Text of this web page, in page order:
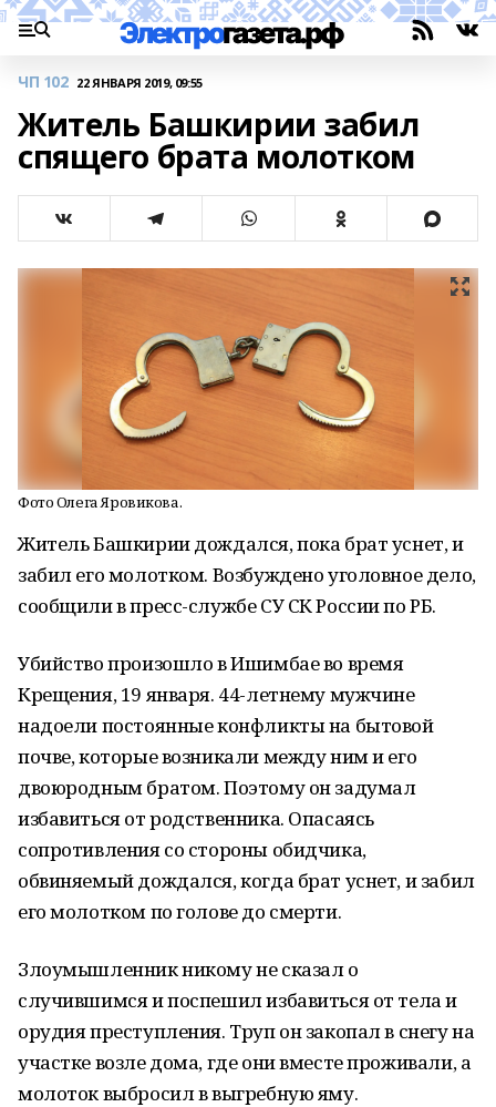
ЧП 102 22 ЯНВАРЯ 2019, 09:55
Житель Башкирии забил
спящего брата молотком
Фото Олега Яровикова.
Житель Башкирии дождался, пока брат уснет, и
забил его молотком. Возбуждено уголовное дело,
сообщили в пресс-службе СУ СК России по РБ.
Убийство произошло в Ишимбае во время
Крещения, 19 января. 44-летнему мужчине
надоели постоянные конфликты на бытовой
почве, которые возникали между ним и его
двоюродным братом. Поэтому он задумал
избавиться от родственника. Опасаясь
сопротивления со стороны обидчика,
обвиняемый дождался, когда брат уснет, и забил
его молотком по голове до смерти.
Злоумышленник никому не сказал о
случившимся и поспешил избавиться от тела и
орудия преступления. Труп он закопал в снегу на
участке возле дома, где они вместе проживали, а
молоток выбросил в выгребную яму.